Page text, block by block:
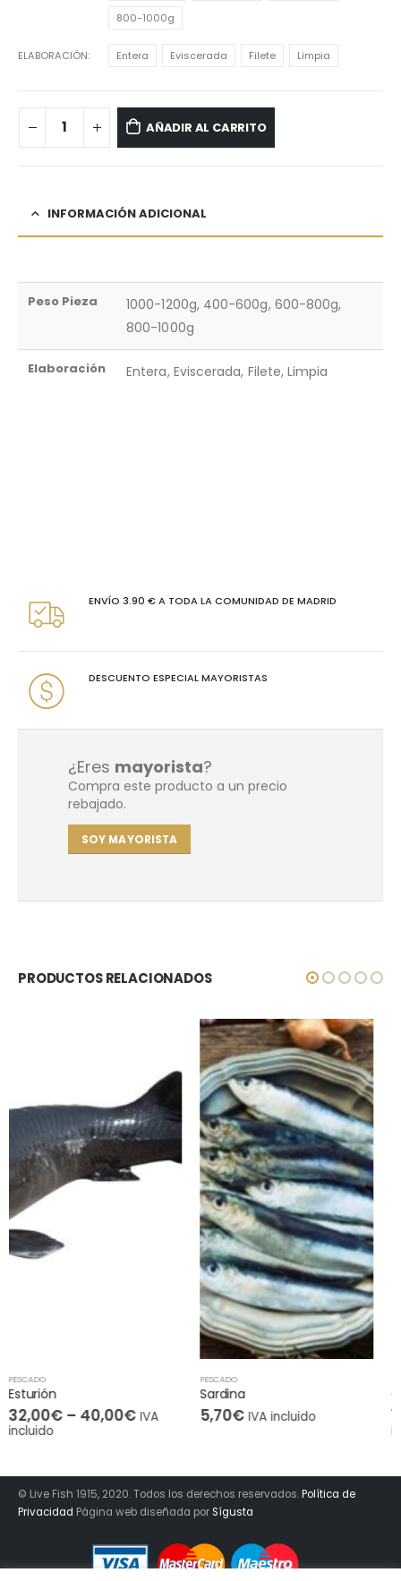
800-1000g
ELABORACIÓN Entera Eviscerada Filete Limpia
AÑADIR AL CARRITO
INFORMACIÓN ADICIONAL
Peso Pieza
1000-1200g, 400-600g, 600-800g,
800-1000g
Elaboración Entera, Eviscerada, Filete, Limpia
ENVÍO 3.90 € A TODA LA COMUNIDAD DE MADRID
DESCUENTO ESPECIAL MAYORISTAS
¿Eres mayorista?
Compra este producto a un precio
rebajado.
SOY MAYORISTA
PRODUCTOS RELACIONADOS
PESCADO
Sardina
5,70€ IVA incluido
PESCADO
Corvina
14,00€–58,00
© Live Fish 1915, 2020. Todos los derechos reservados.Política de
Privacidad Página web diseñada porSígusta